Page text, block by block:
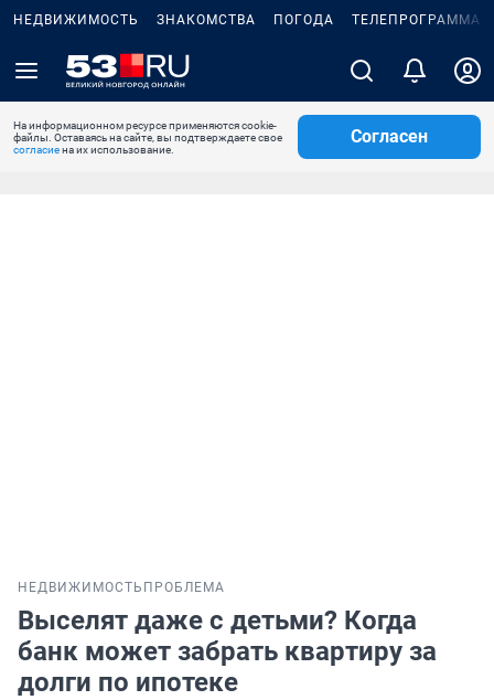
НЕДВИЖИМОСТЬ ЗНАКОМСТВА ПОГОДА ТЕЛЕПРОГРАММА
На информационном ресурсе применяются cookie-
файлы. Оставаясь на сайте, вы подтверждаете свое
согласиена их использование.
Согласен
НЕДВИЖИМОСТЬ ПРОБЛЕМА
Выселят даже с детьми? Когда
банк может забрать квартиру за
долги по ипотеке